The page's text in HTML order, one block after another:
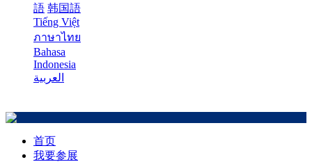
語 韩国語
Tiếng Việt
ภาษาไทย
Bahasa
Indonesia
العربية
首页
我要参展